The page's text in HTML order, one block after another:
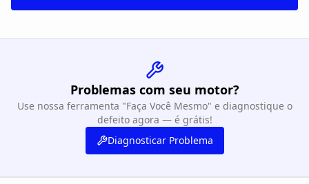
Problemas com seu motor?
Use nossa ferramenta "Faça Você Mesmo" e diagnostique o
defeito agora — é grátis!
Diagnosticar Problema